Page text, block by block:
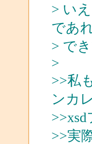
> い
であ
> で
>
>>私
ンカ
>>実